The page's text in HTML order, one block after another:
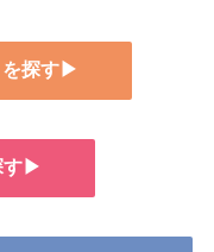
を探す▶
す▶